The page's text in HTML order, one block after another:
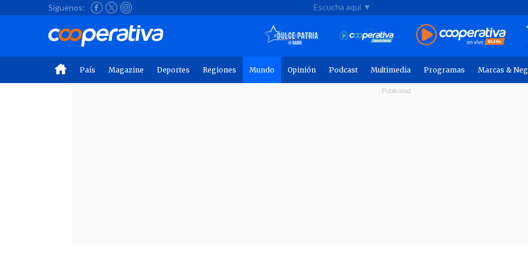
Síguenos: Escucha aquí ▼
País Magazine Deportes Regiones Mundo Opinión Podcast Multimedia Programas Marcas &